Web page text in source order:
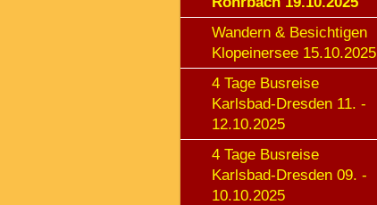
Wandern & Besichtigen
Klopeinersee 15.10.2025
4 Tage Busreise
Karlsbad-Dresden 11. -
12.10.2025
4 Tage Busreise
Karlsbad-Dresden 09. -
10.10.2025